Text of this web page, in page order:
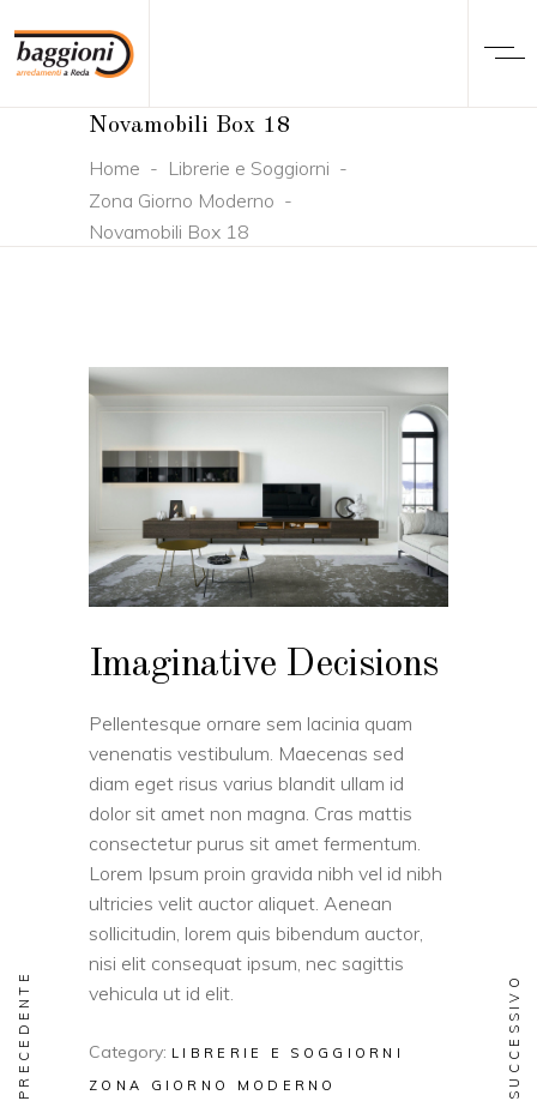
Novamobili Box 18
Home - Librerie e Soggiorni -
Zona Giorno Moderno -
Novamobili Box 18
Imaginative Decisions
Pellentesque ornare sem lacinia quam
venenatis vestibulum. Maecenas sed
diam eget risus varius blandit ullam id
dolor sit amet non magna. Cras mattis
consectetur purus sit amet fermentum.
Lorem Ipsum proin gravida nibh vel id nibh
ultricies velit auctor aliquet. Aenean
sollicitudin, lorem quis bibendum auctor,
nisi elit consequat ipsum, nec sagittis
vehicula ut id elit.
Category: LIBRERIE E SOGGIORNI
ZONA GIORNO MODERNO
PRECEDENTE SUCCESSIVO